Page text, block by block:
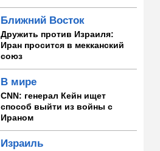
Ближний Восток
Дружить против Израиля:
Иран просится в мекканский
союз
В мире
CNN: генерал Кейн ищет
способ выйти из войны с
Ираном
Израиль